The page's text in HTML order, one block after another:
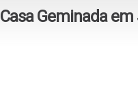
Casa Geminada em